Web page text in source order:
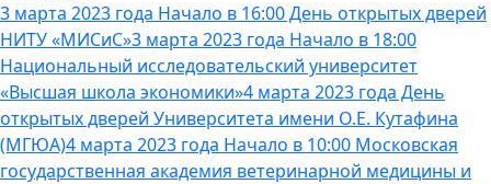
3 марта 2023 года Начало в 16:00 День открытых дверей
НИТУ «МИСиС»3 марта 2023 года Начало в 18:00
Национальный исследовательский университет
«Высшая школа экономики»4 марта 2023 года День
открытых дверей Университета имени О.Е. Кутафина
(МГЮА)4 марта 2023 года Начало в 10:00 Московская
государственная академия ветеринарной медицины и